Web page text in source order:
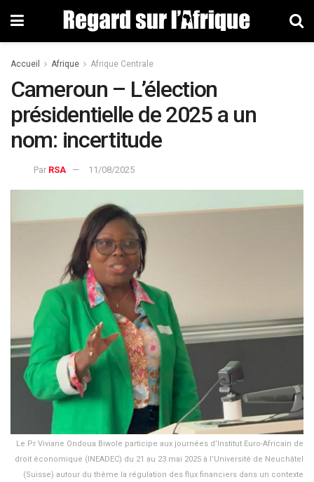
Accueil Afrique Afrique Centrale
Cameroun – L’élection
présidentielle de 2025 a un
nom: incertitude
Par RSA 11/08/2025
Le Pr Viviane Ondoua Biwole participe aux journées d’Institut Euro-Africain de
droit économique (INEADEC) du 21 au 23 mai 2025 à l’Université de Neuchâtel
(Suisse) autour du thème la régulation des flux financiers dans un contexte